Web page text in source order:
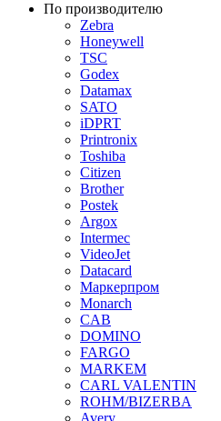
По производителю
Zebra
Honeywell
TSC
Godex
Datamax
SATO
iDPRT
Printronix
Toshiba
Citizen
Brother
Postek
Argox
Intermec
VideoJet
Datacard
Маркерпром
Monarch
CAB
DOMINO
FARGO
MARKEM
CARL VALENTIN
ROHM/BIZERBA
Avery